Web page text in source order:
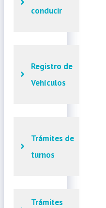
conducir
Registro de
Vehículos
Trámites de
turnos
Trámites